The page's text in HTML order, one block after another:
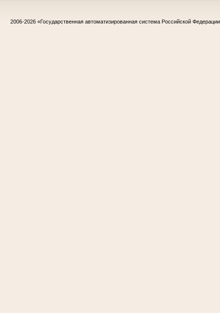
2006-2026 «Государственная автоматизированная система Российской